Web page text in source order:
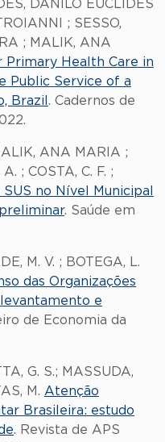
DANILO EUCLIDES
; SESSO,
; MALIK, ANA
Health Care in
Public Service of a
Brazil . Cadernos de
ANA MARIA ;
; COSTA, C. F. ;
no Nível Municipal
. Saúde em
M. V. ; BOTEGA, L.
das Organizações
e
de Economia da
G. S.; MASSUDA,
M. Atenção
Brasileira: estudo
. Revista de APS